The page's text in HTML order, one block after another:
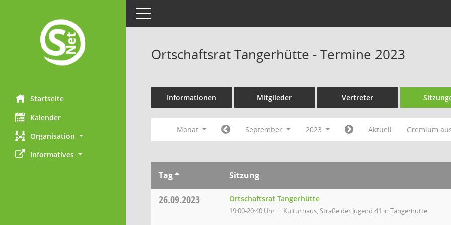
Startseite
Kalender
Organisation
Informatives
Toggle navigation
Ortschaftsrat Tangerhütte - Termine 2023
Informationen Mitglieder Vertreter
Monat September 2023 Aktuell Gremium
Tag Sitzung
26.09.2023 Ortschaftsrat Tangerhütte
19:00-20:40 Uhr Kulturhaus, Straße der Jugend 41 in Tangerhütte